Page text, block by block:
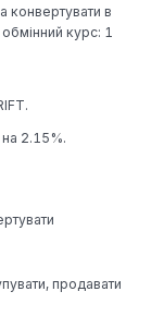
в
курс: 1
2.15%.
продавати